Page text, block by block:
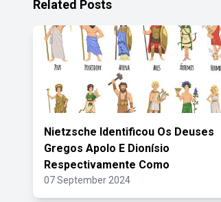
Related Posts
Nietzsche Identificou Os Deuses
Gregos Apolo E Dionísio
Respectivamente Como
07 September 2024